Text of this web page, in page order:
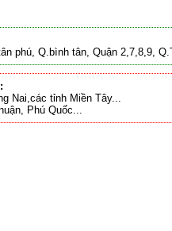
phú, Q.bình tân, Quận 2,7,8,9,
Nai,các tỉnh Miền Tây...
Phú Quốc...